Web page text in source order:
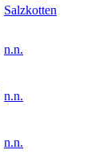
Salzkotten
n.n.
n.n.
n.n.